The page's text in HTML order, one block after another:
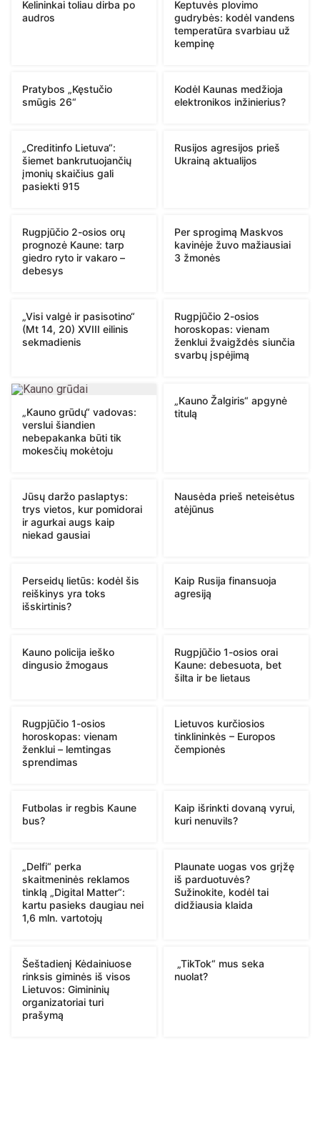
Kelininkai toliau dirba po
audros
Keptuvės plovimo
gudrybės: kodėl vandens
temperatūra svarbiau už
kempinę
Pratybos „Kęstučio
smūgis 26“
Kodėl Kaunas medžioja
elektronikos inžinierius?
„Creditinfo Lietuva“:
šiemet bankrutuojančių
įmonių skaičius gali
pasiekti 915
Rusijos agresijos prieš
Ukrainą aktualijos
Rugpjūčio 2-osios orų
prognozė Kaune: tarp
giedro ryto ir vakaro –
debesys
Per sprogimą Maskvos
kavinėje žuvo mažiausiai
3 žmonės
„Visi valgė ir pasisotino“
(Mt 14, 20) XVIII eilinis
sekmadienis
Rugpjūčio 2-osios
horoskopas: vienam
ženklui žvaigždės siunčia
svarbų įspėjimą
„Kauno grūdų“ vadovas:
verslui šiandien
nebepakanka būti tik
mokesčių mokėtoju
„Kauno Žalgiris“ apgynė
titulą
Jūsų daržo paslaptys:
trys vietos, kur pomidorai
ir agurkai augs kaip
niekad gausiai
Nausėda prieš neteisėtus
atėjūnus
Perseidų lietūs: kodėl šis
reiškinys yra toks
išskirtinis?
Kaip Rusija finansuoja
agresiją
Kauno policija ieško
dingusio žmogaus
Rugpjūčio 1-osios orai
Kaune: debesuota, bet
šilta ir be lietaus
Rugpjūčio 1-osios
horoskopas: vienam
ženklui – lemtingas
sprendimas
Lietuvos kurčiosios
tinklininkės – Europos
čempionės
Futbolas ir regbis Kaune
bus?
Kaip išrinkti dovaną vyrui,
kuri nenuvils?
„Delfi“ perka
skaitmeninės reklamos
tinklą „Digital Matter“:
kartu pasieks daugiau nei
1,6 mln. vartotojų
Plaunate uogas vos grįžę
iš parduotuvės?
Sužinokite, kodėl tai
didžiausia klaida
Šeštadienį Kėdainiuose
rinksis giminės iš visos
Lietuvos: Gimininių
organizatoriai turi
prašymą
„TikTok“ mus seka
nuolat?